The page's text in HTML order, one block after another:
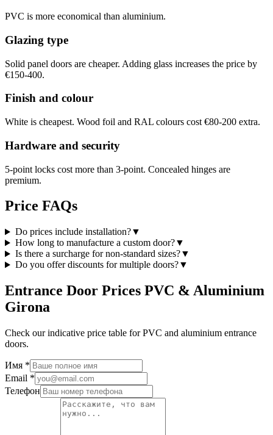
PVC is more economical than aluminium.
Glazing type
Solid panel doors are cheaper. Adding glass increases the price by
€150-400.
Finish and colour
White is cheapest. Wood foil and RAL colours cost €80-200 extra.
Hardware and security
5-point locks cost more than 3-point. Concealed hinges are
premium.
Price FAQs
Do prices include installation?▼
How long to manufacture a custom door?▼
Is there a surcharge for non-standard sizes?▼
Do you offer discounts for multiple doors?▼
Entrance Door Prices PVC & Aluminium
Girona
Check our indicative price table for PVC and aluminium entrance
doors.
Имя *
Email *
Телефон